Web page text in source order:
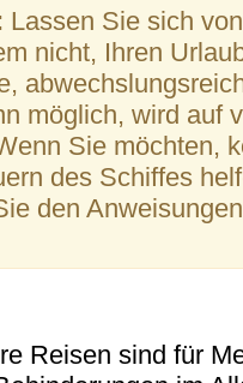
Lassen Sie sich
nicht, Ihren
möglich, wird auf
Sie möchten,
des Schiffes
den
Reisen sind für